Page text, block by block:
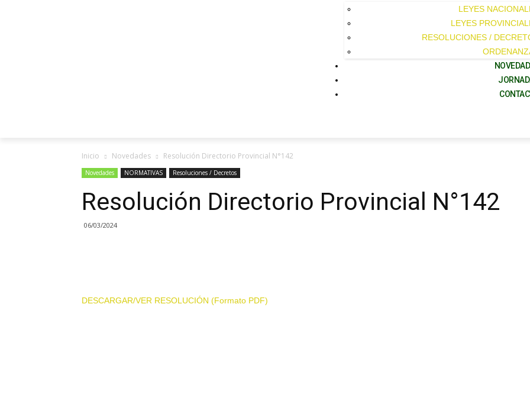
LEYES
LEYES
RESOLUCIONES /
Inicio Novedades Resolución Directorio Provincial N°142
Novedades NORMATIVAS Resoluciones / Decretos
Resolución Directorio Provincial N°142
06/03/2024
DESCARGAR/VER RESOLUCIÓN (Formato PDF)